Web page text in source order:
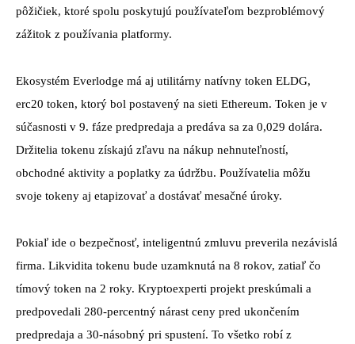
pôžičiek, ktoré spolu poskytujú používateľom bezproblémový
zážitok z používania platformy.
Ekosystém Everlodge má aj utilitárny natívny token ELDG,
erc20 token, ktorý bol postavený na sieti Ethereum. Token je v
súčasnosti v 9. fáze predpredaja a predáva sa za 0,029 dolára.
Držitelia tokenu získajú zľavu na nákup nehnuteľností,
obchodné aktivity a poplatky za údržbu. Používatelia môžu
svoje tokeny aj etapizovať a dostávať mesačné úroky.
Pokiaľ ide o bezpečnosť, inteligentnú zmluvu preverila nezávislá
firma. Likvidita tokenu bude uzamknutá na 8 rokov, zatiaľ čo
tímový token na 2 roky. Kryptoexperti projekt preskúmali a
predpovedali 280-percentný nárast ceny pred ukončením
predpredaja a 30-násobný pri spustení. To všetko robí z